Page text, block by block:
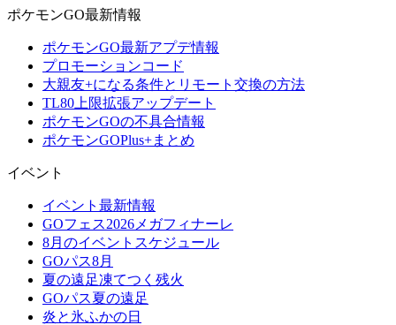
ポケモンGO最新情報
ポケモンGO最新アプデ情報
プロモーションコード
大親友+になる条件とリモート交換の方法
TL80上限拡張アップデート
ポケモンGOの不具合情報
ポケモンGOPlus+まとめ
イベント
イベント最新情報
GOフェス2026メガフィナーレ
8月のイベントスケジュール
GOパス8月
夏の遠足凍てつく残火
GOパス夏の遠足
炎と氷ふかの日